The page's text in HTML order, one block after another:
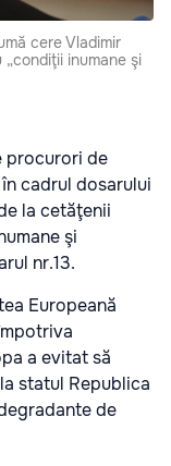
cere Vladimir
inumane şi
procurori de
cadrul dosarului
la cetăţenii
şi
nr.13.
Europeană
a evitat să
statul Republica
de